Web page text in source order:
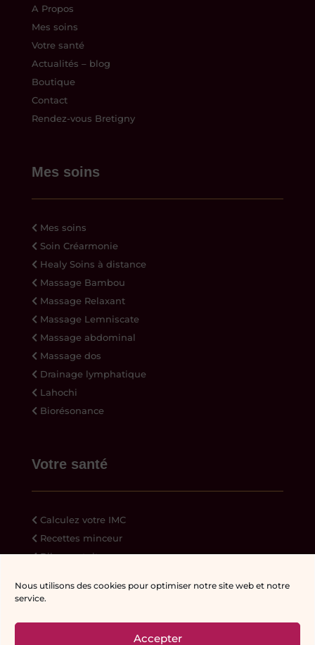
Nous utilisons des cookies pour optimiser notre site web et notre
service.
Accepter
A Propos
Mes soins
Votre santé
Actualités – blog
Boutique
Contact
Rendez-vous Bretigny
Mes soins
Mes soins
Soin Créarmonie
Healy Soins à distance
Massage Bambou
Massage Relaxant
Massage Lemniscate
Massage abdominal
Massage dos
Drainage lymphatique
Lahochi
Biorésonance
Votre santé
Calculez votre IMC
Recettes minceur
Bilan gratuit